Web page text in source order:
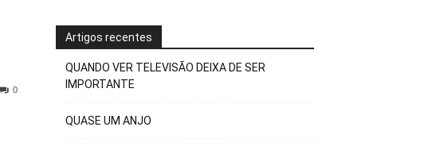
0
Artigos recentes
QUANDO VER TELEVISÃO DEIXA DE SER
IMPORTANTE
QUASE UM ANJO